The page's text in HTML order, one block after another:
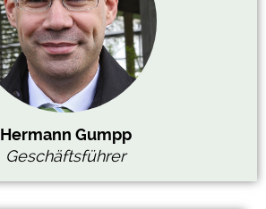
Hermann Gumpp
Geschäftsführer